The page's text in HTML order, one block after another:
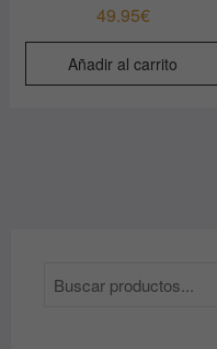
49.95€
Añadir al carrito